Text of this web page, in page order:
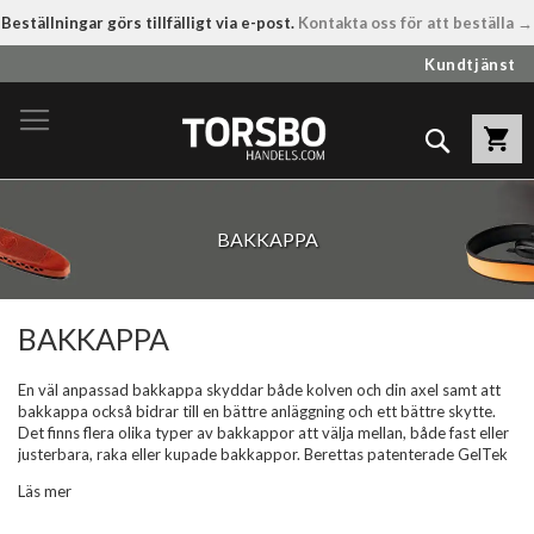
Beställningar görs tillfälligt via e-post. Kontakta oss för att beställa →
till
innehållet
Kundtjänst
Sök
BAKKAPPA
BAKKAPPA
En väl anpassad bakkappa skyddar både kolven och din axel samt att
bakkappa också bidrar till en bättre anläggning och ett bättre skytte.
Det finns flera olika typer av bakkappor att välja mellan, både fast eller
justerbara, raka eller kupade bakkappor. Berettas patenterade GelTek
skjutbanan. Den är konstruerad av ett mjukt och tåligt polymerskal med
Läs mer